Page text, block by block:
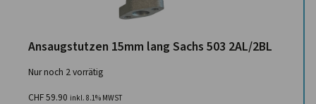
Ansaugstutzen 15mm lang Sachs 503 2AL/2BL
Nur noch 2 vorrätig
CHF59.90 inkl. 8.1% MWST